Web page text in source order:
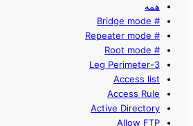
همه
# Bridge mode
# Repeater mode
# Root mode
3-Leg Perimeter
Access list
Access Rule
Active Directory
Allow FTP